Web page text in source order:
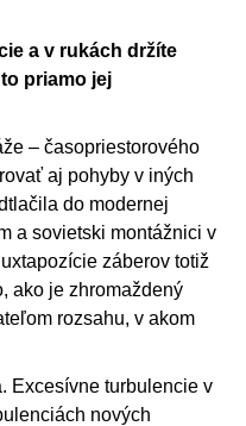
a v rukách držíte
priamo jej
– časopriestorového
aj pohyby v iných
do modernej
a sovietski montážnici v
záberov totiž
ako je zhromaždený
rozsahu, v akom
Excesívne turbulencie v
nových